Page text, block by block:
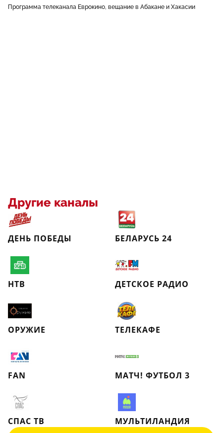
Программа телеканала Еврокино, вещание в Абакане и Хакасии
Другие каналы
ДЕНЬ ПОБЕДЫ БЕЛАРУСЬ 24
НТВ ДЕТСКОЕ РАДИО
ОРУЖИЕ ТЕЛЕКАФЕ
FAN МАТЧ! ФУТБОЛ 3
СПАС ТВ
МУЛЬТИЛАНДИЯ